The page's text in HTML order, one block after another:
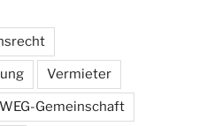
Vermieter
WEG-Gemeinschaft